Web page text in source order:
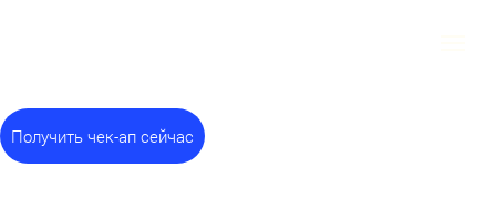
Получить чек-ап сейчас